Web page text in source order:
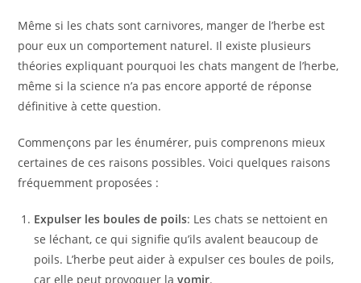
Même si les chats sont carnivores, manger de l’herbe est
pour eux un comportement naturel. Il existe plusieurs
théories expliquant pourquoi les chats mangent de l’herbe,
même si la science n’a pas encore apporté de réponse
définitive à cette question.
Commençons par les énumérer, puis comprenons mieux
certaines de ces raisons possibles. Voici quelques raisons
fréquemment proposées :
Expulser les boules de poils: Les chats se nettoient en
se léchant, ce qui signifie qu’ils avalent beaucoup de
poils. L’herbe peut aider à expulser ces boules de poils,
car elle peut provoquer lavomir.